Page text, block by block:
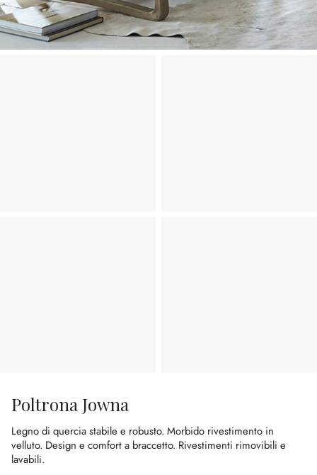
Poltrona Jowna
Legno di quercia stabile e robusto. Morbido rivestimento in
velluto. Design e comfort a braccetto. Rivestimenti rimovibili e
lavabili.